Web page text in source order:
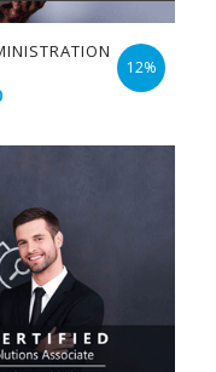
is:
12%